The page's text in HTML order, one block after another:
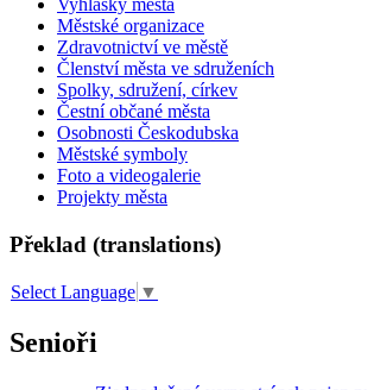
Vyhlášky města
Městské organizace
Zdravotnictví ve městě
Členství města ve sdruženích
Spolky, sdružení, církev
Čestní občané města
Osobnosti Českodubska
Městské symboly
Foto a videogalerie
Projekty města
Překlad (translations)
Select Language ▼
Senioři